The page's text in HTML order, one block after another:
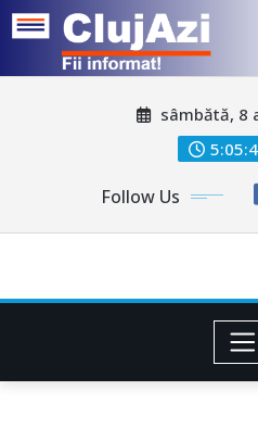
sâmbătă, 8
Follow Us